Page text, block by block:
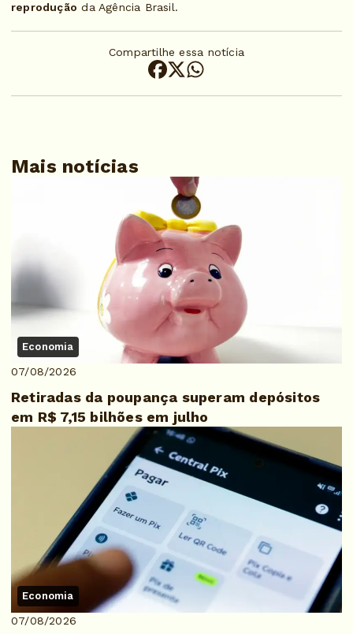
reprodução da Agência Brasil.
Compartilhe essa notícia
Mais notícias
Economia
07/08/2026
Retiradas da poupança superam depósitos
em R$ 7,15 bilhões em julho
Economia
07/08/2026